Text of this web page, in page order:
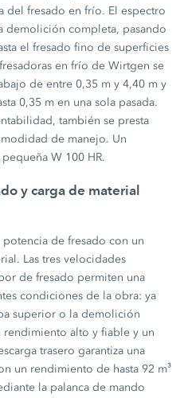
del fresado en frío. El espectro
demolición completa, pasando
el fresado fino de superficies
en frío de Wirtgen se
de entre 0,35 m y 4,40 m y
0,35 m en una sola pasada.
también se presta
de manejo. Un
W 100 HR.
y carga de material
potencia de fresado con un
Las tres velocidades
de fresado permiten una
condiciones de la obra: ya
superior o la demolición
alto y fiable y un
trasero garantiza una
un rendimiento de hasta 92 m³
la palanca de mando